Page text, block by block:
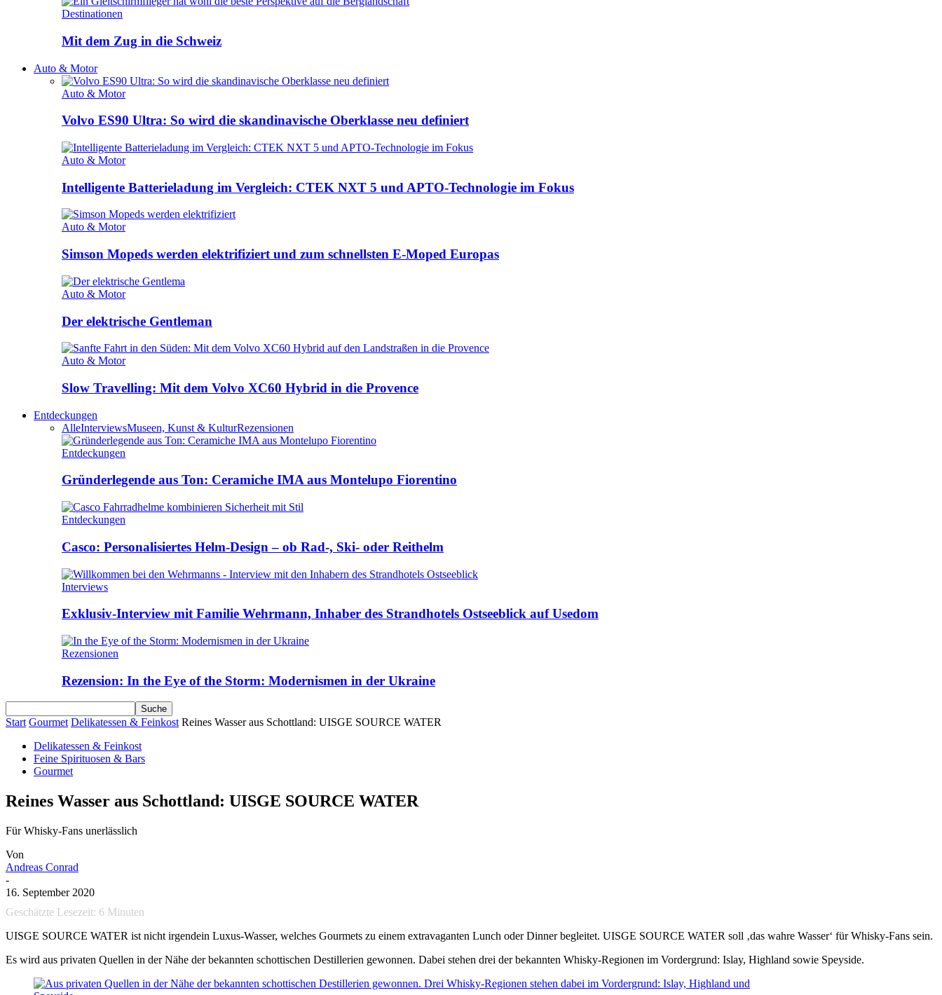
Destinationen
Mit dem Zug in die Schweiz
Auto & Motor
Auto & Motor
Volvo ES90 Ultra: So wird die skandinavische Oberklasse neu definiert
Auto & Motor
Intelligente Batterieladung im Vergleich: CTEK NXT 5 und APTO-Technologie im Fokus
Auto & Motor
Simson Mopeds werden elektrifiziert und zum schnellsten E-Moped Europas
Auto & Motor
Der elektrische Gentleman
Auto & Motor
Slow Travelling: Mit dem Volvo XC60 Hybrid in die Provence
Entdeckungen
AlleInterviewsMuseen, Kunst & KulturRezensionen
Entdeckungen
Gründerlegende aus Ton: Ceramiche IMA aus Montelupo Fiorentino
Entdeckungen
Casco: Personalisiertes Helm-Design – ob Rad-, Ski- oder Reithelm
Interviews
Exklusiv-Interview mit Familie Wehrmann, Inhaber des Strandhotels Ostseeblick auf Usedom
Rezensionen
Rezension: In the Eye of the Storm: Modernismen in der Ukraine
Start Gourmet Delikatessen & Feinkost Reines Wasser aus Schottland: UISGE SOURCE WATER
Delikatessen & Feinkost
Feine Spirituosen & Bars
Gourmet
Reines Wasser aus Schottland: UISGE SOURCE WATER
Für Whisky-Fans unerlässlich
Von
Andreas Conrad
-
16. September 2020
Geschätzte Lesezeit: 6 Minuten
UISGE SOURCE WATER ist nicht irgendein Luxus-Wasser, welches Gourmets zu einem extravaganten Lunch oder Dinner begleitet. UISGE SOURCE WATER soll ‚das wahre Wasser‘ für Whisky-Fans sein.
Es wird aus privaten Quellen in der Nähe der bekannten schottischen Destillerien gewonnen. Dabei stehen drei der bekannten Whisky-Regionen im Vordergrund: Islay, Highland sowie Speyside.